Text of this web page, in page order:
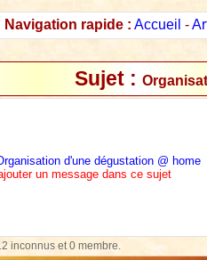
Navigation rapide : Accueil -
Sujet :
d'une dégustation @ home
un message dans ce sujet
inconnus et 0 membre.